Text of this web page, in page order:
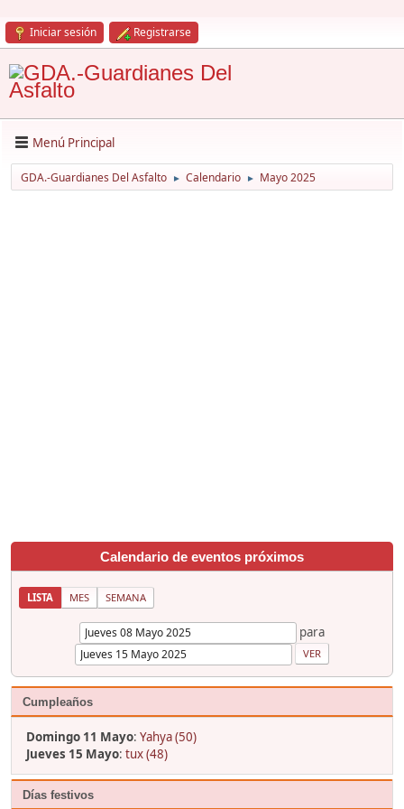
Iniciar sesión Registrarse
Menú Principal
GDA.-Guardianes Del Asfalto ► Calendario ► Mayo 2025
Calendario de eventos próximos
LISTA MES SEMANA
para
Cumpleaños
Domingo 11 Mayo: Yahya (50)
Jueves 15 Mayo: tux (48)
Días festivos